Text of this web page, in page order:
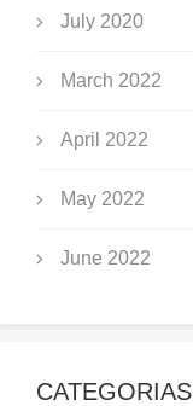
July 2020
March 2022
April 2022
May 2022
June 2022
CATEGORIAS